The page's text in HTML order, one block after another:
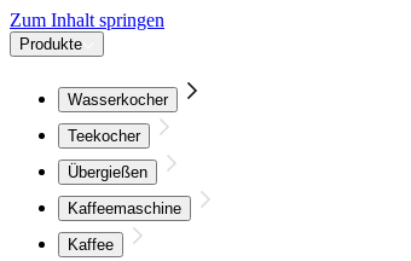
Zum Inhalt springen
Produkte
Wasserkocher
Teekocher
Übergießen
Kaffeemaschine
Kaffee